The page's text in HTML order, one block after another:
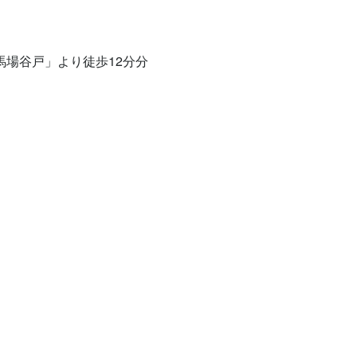
谷戸」より徒歩12分分